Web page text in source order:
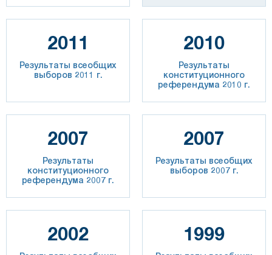
2011
Результаты всеобщих
выборов 2011 г.
2010
Результаты
конституционного
референдума 2010 г.
2007
Результаты
конституционного
референдума 2007 г.
2007
Результаты всеобщих
выборов 2007 г.
2002 1999